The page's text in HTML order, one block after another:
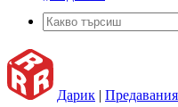
Дарик | Предавания